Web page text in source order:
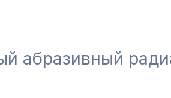
абразивный